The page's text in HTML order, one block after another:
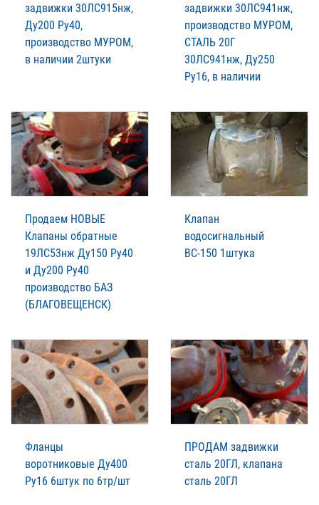
задвижки 30ЛС915нж,
Ду200 Ру40,
производство МУРОМ,
в наличии 2штуки
задвижки 30ЛС941нж,
производство МУРОМ,
СТАЛЬ 20Г
30ЛС941нж, Ду250
Ру16, в наличии
Продаем НОВЫЕ
Клапаны обратные
19ЛС53нж Ду150 Ру40
и Ду200 Ру40
производство БАЗ
(БЛАГОВЕЩЕНСК)
Клапан
водосигнальный
ВС-150 1штука
Фланцы
воротниковые Ду400
Ру16 6штук по 6тр/шт
ПРОДАМ задвижки
сталь 20ГЛ, клапана
сталь 20ГЛ